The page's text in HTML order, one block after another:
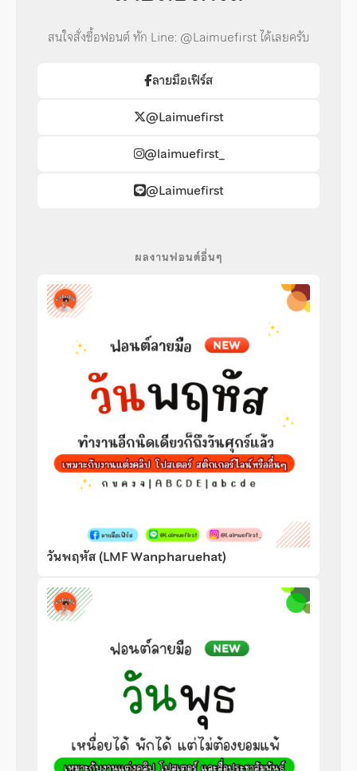
สนใจสั่งซื้อฟอนต์ ทัก Line: @Laimuefirst ได้เลยครับ
ลายมือเฟิร์ส
@Laimuefirst
@laimuefirst_
@Laimuefirst
ผลงานฟอนต์อื่นๆ
วันพฤหัส (LMF Wanpharuehat)